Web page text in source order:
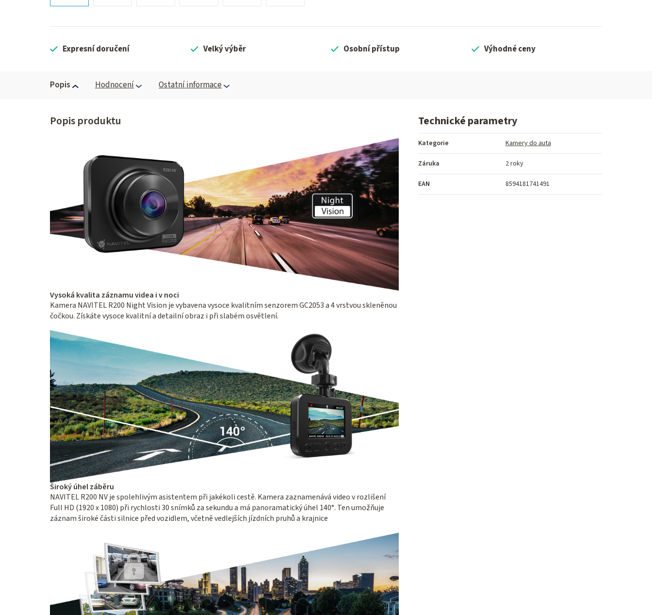
Expresní doručení Velký výběr Osobní přístup Výhodné ceny
Popis Hodnocení Ostatní informace
Vysoká kvalita záznamu videa i v noci
Kamera NAVITEL R200 Night Vision je vybavena vysoce kvalitním senzorem GC2053 a 4 vrstvou skleněnou
čočkou. Získáte vysoce kvalitní a detailní obraz i při slabém osvětlení.
Široký úhel záběru
NAVITEL R200 NV je spolehlivým asistentem při jakékoli cestě. Kamera zaznamenává video v rozlišení
Full HD (1920 x 1080) při rychlosti 30 snímků za sekundu a má panoramatický úhel 140°. Ten umožňuje
záznam široké části silnice před vozidlem, včetně vedlejších jízdních pruhů a krajnice
Technické parametry
Kategorie Kamery do auta
Záruka 2 roky
EAN 8594181741491